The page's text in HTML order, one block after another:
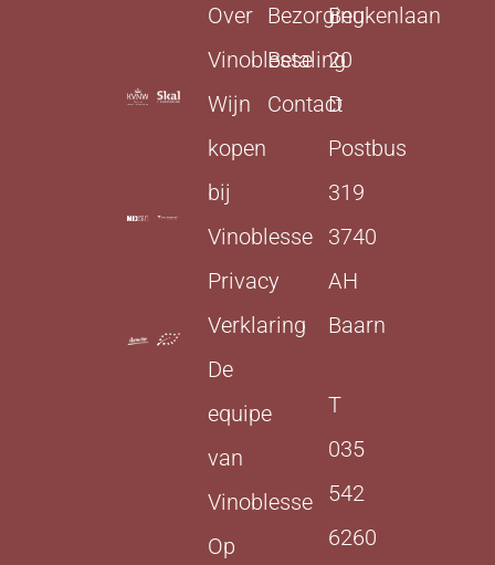
Over
Vinoblesse
Wijn
kopen
bij
Vinoblesse
Privacy
Verklaring
De
equipe
van
Vinoblesse
Op
Bezorging
Betaling
Contact
Beukenlaan
20
D
Postbus
319
3740
AH
Baarn
T
035
542
6260